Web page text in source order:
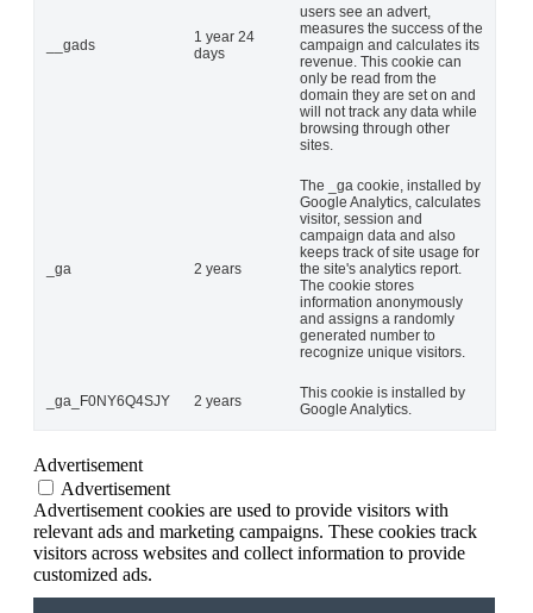
__gads
1 year 24
days
users see an advert,
measures the success of the
campaign and calculates its
revenue. This cookie can
only be read from the
domain they are set on and
will not track any data while
browsing through other
sites.
_ga 2 years
The _ga cookie, installed by
Google Analytics, calculates
visitor, session and
campaign data and also
keeps track of site usage for
the site's analytics report.
The cookie stores
information anonymously
and assigns a randomly
generated number to
recognize unique visitors.
_ga_F0NY6Q4SJY 2 years
This cookie is installed by
Google Analytics.
Advertisement
Advertisement
Advertisement cookies are used to provide visitors with
relevant ads and marketing campaigns. These cookies track
visitors across websites and collect information to provide
customized ads.